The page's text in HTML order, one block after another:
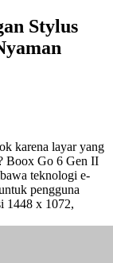
Stylus
karena layar yang
Boox Go 6 Gen II
teknologi e-
pengguna
1448 x 1072,